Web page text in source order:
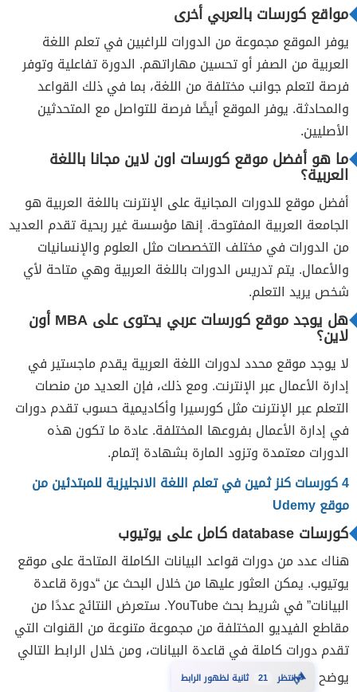
مواقع كورسات بالعربي أخرى
يوفر الموقع مجموعة من الدورات للراغبين في تعلم اللغة
العربية من الصفر أو تحسين مهاراتهم. الدورة تفاعلية وتوفر
فرصة لتعلم جوانب مختلفة من اللغة، بما في ذلك القواعد
والمحادثة. يوفر الموقع أيضًا فرصة للتواصل مع المتحدثين
الأصليين.
ما هو أفضل موقع كورسات اون لاين مجانا باللغة
العربية؟
أفضل موقع للدورات المجانية على الإنترنت باللغة العربية هو
الجامعة العربية المفتوحة. إنها مؤسسة غير ربحية تقدم العديد
من الدورات في مختلف التخصصات مثل العلوم والإنسانيات
والأعمال. يتم تدريس الدورات باللغة العربية وهي متاحة لأي
شخص يريد التعلم.
هل يوجد موقع كورسات عربي يحتوى على MBA أون
لاين؟
لا يوجد موقع محدد لدورات اللغة العربية يقدم ماجستير في
إدارة الأعمال عبر الإنترنت. ومع ذلك، فإن العديد من منصات
التعلم عبر الإنترنت مثل كورسيرا وأكاديمية حسوب تقدم دورات
في إدارة الأعمال بفروعها المختلفة. عادة ما تكون هذه
الدورات معتمدة وتزود المارة بشهادة إتمام.
4 كورسات كنز ثمين في تعلم اللغة الانجليزية للمبتدئين من
موقع Udemy
كورسات database كامل على يوتيوب
هناك عدد من دورات قواعد البيانات الكاملة المتاحة على موقع
يوتيوب. يمكن العثور عليها من خلال البحث عن “دورة قاعدة
البيانات” في شريط بحث YouTube. ستعرض النتائج عددًا من
مقاطع الفيديو المختلفة من مجموعة متنوعة من القنوات التي
تقدم دورات كاملة في قاعدة البيانات، ومن خلال الرابط التالي
يوضح ⏳انتظر 20 ثانية لظهور الرابط